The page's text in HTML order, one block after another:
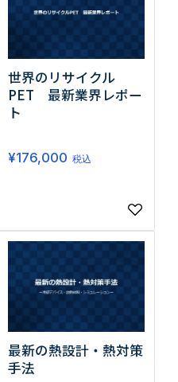
世界のリサイクル
PET 最新業界レポー
ト
¥176,000 税込
最新の熱設計・熱対策
手法